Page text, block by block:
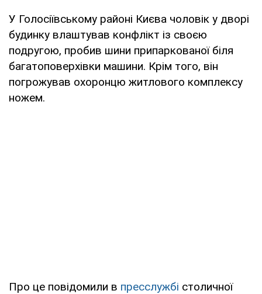
У Голосіївському районі Києва чоловік у дворі
будинку влаштував конфлікт із своєю
подругою, пробив шини припаркованої біля
багатоповерхівки машини. Крім того, він
погрожував охоронцю житлового комплексу
ножем.
Про це повідомили в пресслужбі столичної